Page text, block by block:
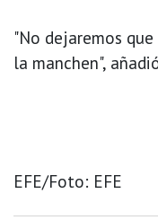
"No dejaremos
la manchen",
EFE/Foto: EFE